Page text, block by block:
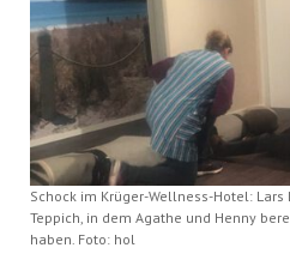
Schock im Krüger-Wellness-Hotel:
Teppich, in dem Agathe und Henny
haben. Foto: hol